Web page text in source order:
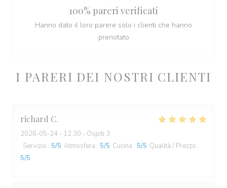
I PARERI DEI NOSTRI CLIENTI
richard C
2026-05-24 - 12:30 - Ospiti 3
Servizio : 5/5 Atmosfera : 5/5 Cucina : 5/5 Qualità / Prezzo :
5/5
100% pareri verificati
Hanno dato il loro parere solo i clienti che hanno
prenotato